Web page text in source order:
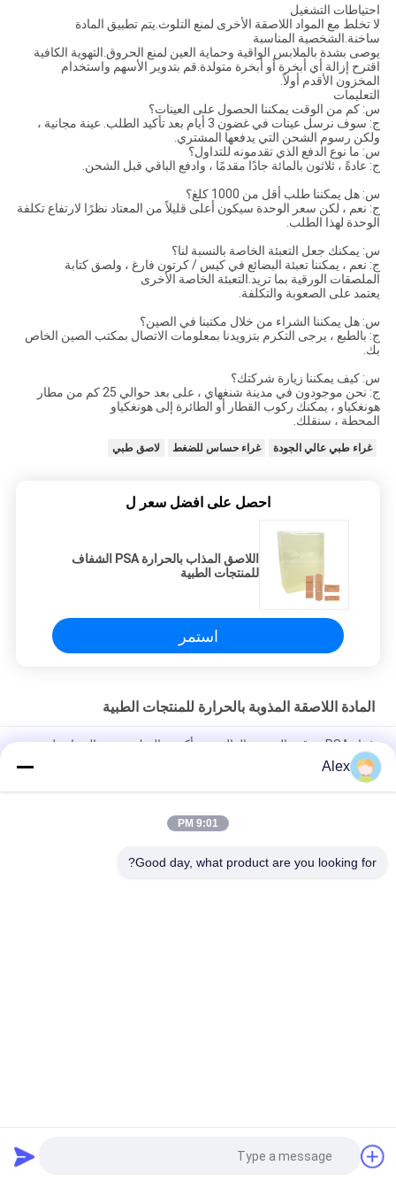
احتياطات التشغيل
لا تخلط مع المواد اللاصقة الأخرى لمنع التلوث.يتم تطبيق المادة
ساخنة.الشخصية المناسبة
يوصى بشدة بالملابس الواقية وحماية العين لمنع الحروق.التهوية الكافية
اقترح إزالة أي أبخرة أو أبخرة متولدة.قم بتدوير الأسهم واستخدام
المخزون الأقدم أولاً.
التعليمات
س: كم من الوقت يمكننا الحصول على العينات؟
ج: سوف نرسل عينات في غضون 3 أيام بعد تأكيد الطلب. عينة مجانية ،
ولكن رسوم الشحن التي يدفعها المشتري.
س: ما نوع الدفع الذي تقدمونه للتداول؟
ج: عادةً ، ثلاثون بالمائة جادًا مقدمًا ، وادفع الباقي قبل الشحن.
س: هل يمكننا طلب أقل من 1000 كلغ؟
ج: نعم ، لكن سعر الوحدة سيكون أعلى قليلاً من المعتاد نظرًا لارتفاع تكلفة
الوحدة لهذا الطلب.
س: يمكنك جعل التعبئة الخاصة بالنسبة لنا؟
ج: نعم ، يمكننا تعبئة البضائع في كيس / كرتون فارغ ، ولصق كتابة
الملصقات الورقية بما تريد.التعبئة الخاصة الأخرى
يعتمد على الصعوبة والتكلفة.
س: هل يمكننا الشراء من خلال مكتبنا في الصين؟
ج: بالطبع ، يرجى التكرم بتزويدنا بمعلومات الاتصال بمكتب الصين الخاص
بك.
س: كيف يمكننا زيارة شركتك؟
ج: نحن موجودون في مدينة شنغهاي ، على بعد حوالي 25 كم من مطار
هونغكياو ، يمكنك ركوب القطار أو الطائرة إلى هونغكياو
المحطة ، سنقلك.
غراء طبي عالي الجودة غراء حساس للضغط لاصق طبي
احصل على افضل سعر ل
اللاصق المذاب بالحرارة PSA الشفاف
للمنتجات الطبية
استمر
المادة اللاصقة المذوبة بالحرارة للمنتجات الطبية
غراء PSA ذو قوة التقشير العالية من أكسيد الزنك تذوب بالحرارة لتضميد
الجروح بشريط طبي
ضمادة جراحية بأكسيد الزنك غراء حساس للضغط بلون أبيض حليبي
الشريط اللاصق المذاب بالحرارة للشريط الورقي وشريط القطن
Alex
9:01 PM
Good day, what product are you looking for?